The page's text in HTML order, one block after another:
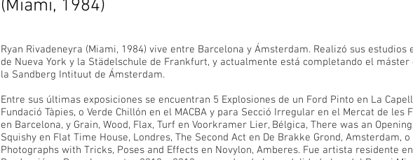
(Miami, 1984)
Ryan Rivadeneyra (Miami, 1984) vive entre Barcelona y Ámsterdam. Realizó sus estudios
de Nueva York y la Städelschule de Frankfurt, y actualmente está completando el
la Sandberg Intituut de Ámsterdam.
Entre sus últimas exposiciones se encuentran 5 Explosiones de un Ford Pinto en La
Fundació Tàpies, o Verde Chillón en el MACBA y para Secció Irregular en el Mercat de les
en Barcelona, y Grain, Wood, Flax, Turf en Voorkramer Lier, Bélgica, There was an
Squishy en Flat Time House, Londres, The Second Act en De Brakke Grond, Amsterdam,
Photographs with Tricks, Poses and Effects en Novylon, Amberes. Fue artista residente